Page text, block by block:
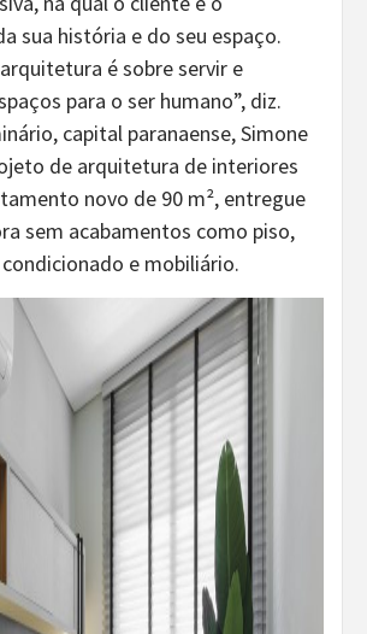
sua história e do seu espaço.
é sobre servir e
para o ser humano”, diz.
capital paranaense, Simone
de arquitetura de interiores
novo de 90 m², entregue
sem acabamentos como piso,
e mobiliário.